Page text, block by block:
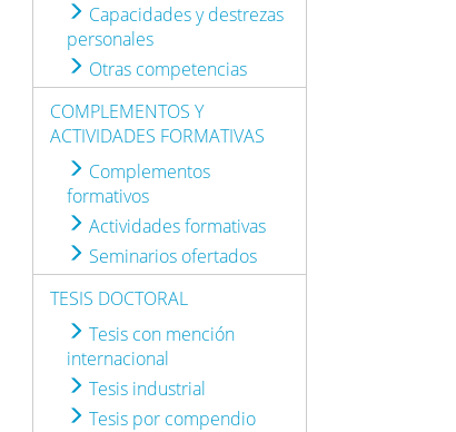
Capacidades y destrezas
personales
Otras competencias
COMPLEMENTOS Y
ACTIVIDADES FORMATIVAS
Complementos
formativos
Actividades formativas
Seminarios ofertados
TESIS DOCTORAL
Tesis con mención
internacional
Tesis industrial
Tesis por compendio